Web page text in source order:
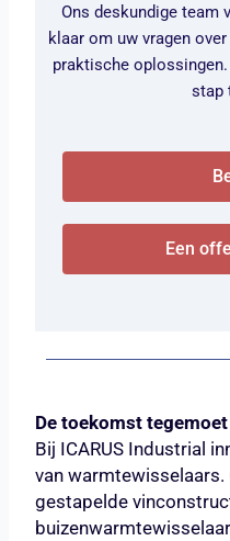
Ons deskundige team
klaar om uw vragen
praktische
stap
Een
De toekomst
Bij ICARUS Industrial
van warmtewisselaars.
gestapelde